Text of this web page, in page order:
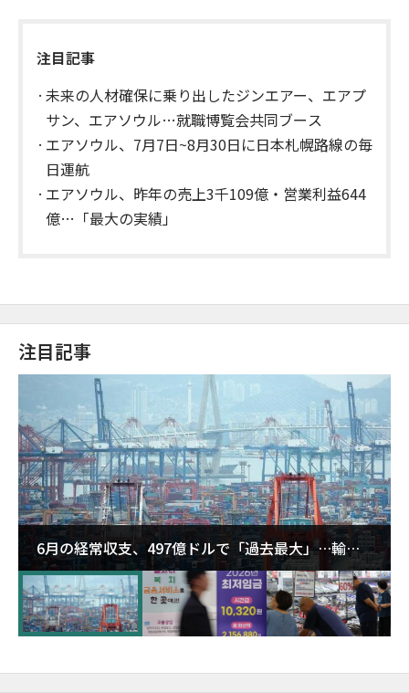
注目記事
未来の人材確保に乗り出したジンエアー、エアプ
サン、エアソウル…就職博覧会共同ブース
エアソウル、7月7日~8月30日に日本札幌路線の毎
日運航
エアソウル、昨年の売上3千109億・営業利益644
億…「最大の実績」
注目記事
6月の経常収支、497億ドルで「過去最大」…輸出
が初の1000億ドル突破